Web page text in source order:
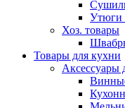
Утюги
Хоз. товары
Товары для кухни
Аксессуары